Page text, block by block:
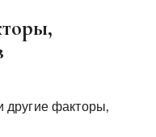
другие факторы‚